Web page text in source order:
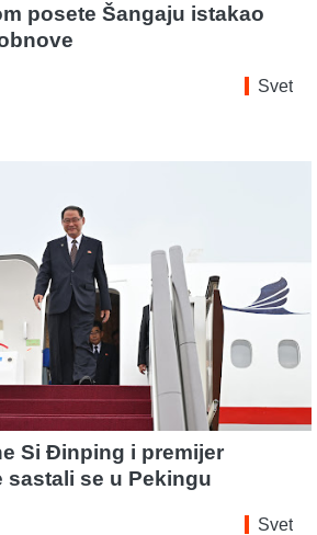
posete Šangaju istakao
Svet
Si Đinping i premijer
sastali se u Pekingu
Svet